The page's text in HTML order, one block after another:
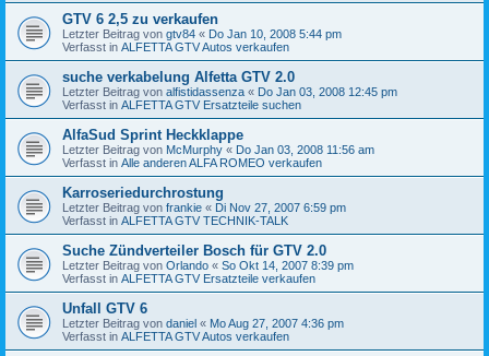
GTV 6 2,5 zu verkaufen
Letzter Beitrag von gtv84 « Do Jan 10, 2008 5:44 pm
Verfasst in ALFETTA GTV Autos verkaufen
suche verkabelung Alfetta GTV 2.0
Letzter Beitrag von alfistidassenza « Do Jan 03, 2008 12:45 pm
Verfasst in ALFETTA GTV Ersatzteile suchen
AlfaSud Sprint Heckklappe
Letzter Beitrag von McMurphy « Do Jan 03, 2008 11:56 am
Verfasst in Alle anderen ALFA ROMEO verkaufen
Karroseriedurchrostung
Letzter Beitrag von frankie « Di Nov 27, 2007 6:59 pm
Verfasst in ALFETTA GTV TECHNIK-TALK
Suche Zündverteiler Bosch für GTV 2.0
Letzter Beitrag von Orlando « So Okt 14, 2007 8:39 pm
Verfasst in ALFETTA GTV Ersatzteile verkaufen
Unfall GTV 6
Letzter Beitrag von daniel « Mo Aug 27, 2007 4:36 pm
Verfasst in ALFETTA GTV Autos verkaufen